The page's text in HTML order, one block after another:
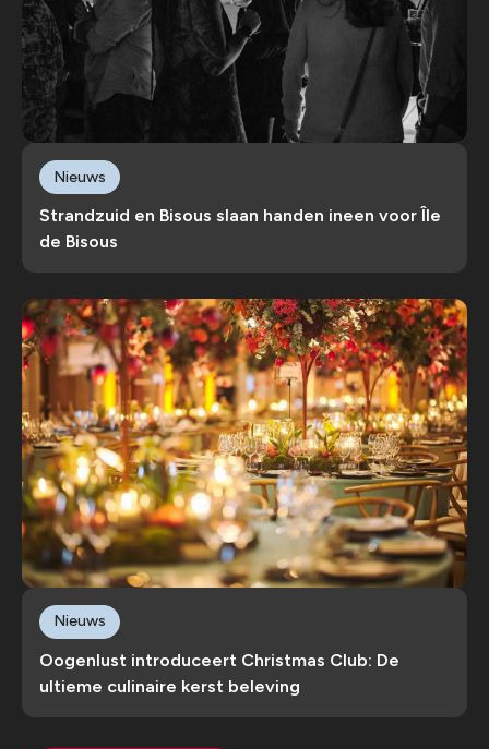
Strandzuid en Bisous slaan handen ineen voor Île
de Bisous
Nieuws
Oogenlust introduceert Christmas Club: De
ultieme culinaire kerst beleving
Nieuws